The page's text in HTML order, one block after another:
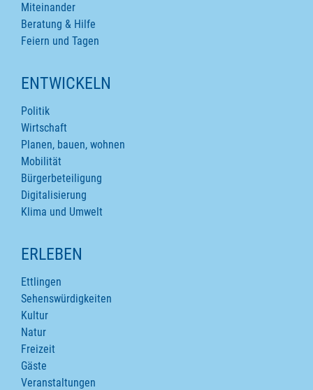
Miteinander
Beratung & Hilfe
Feiern und Tagen
ENTWICKELN
Politik
Wirtschaft
Planen, bauen, wohnen
Mobilität
Bürgerbeteiligung
Digitalisierung
Klima und Umwelt
ERLEBEN
Ettlingen
Sehenswürdigkeiten
Kultur
Natur
Freizeit
Gäste
Veranstaltungen